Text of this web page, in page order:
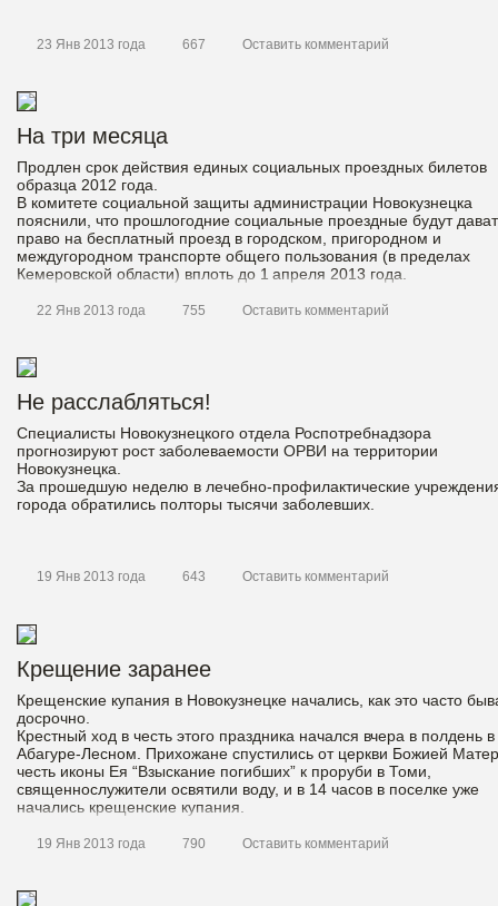
23 Янв 2013 года 667 Оставить комментарий
На три месяца
Продлен срок действия единых социальных проездных билетов
образца 2012 года.
В комитете социальной защиты администрации Новокузнецка
пояснили, что прошлогодние социальные проездные будут
право на бесплатный проезд в городском, пригородном и
междугородном транспорте общего пользования (в пределах
Кемеровской области) вплоть до 1 апреля 2013 года.
22 Янв 2013 года 755 Оставить комментарий
Не расслабляться!
Специалисты Новокузнецкого отдела Роспотребнадзора
прогнозируют рост заболеваемости ОРВИ на территории
Новокузнецка.
За прошедшую неделю в лечебно-профилактические
города обратились полторы тысячи заболевших.
19 Янв 2013 года 643 Оставить комментарий
Крещение заранее
Крещенские купания в Новокузнецке начались, как это часто
досрочно.
Крестный ход в честь этого праздника начался вчера в полдень в
Абагуре-Лесном. Прихожане спустились от церкви Божией
честь иконы Ея “Взыскание погибших” к проруби в Томи,
священнослужители освятили воду, и в 14 часов в поселке уже
начались крещенские купания.
19 Янв 2013 года 790 Оставить комментарий